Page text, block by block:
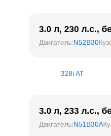
3.0 л, 230 л.с.,
Двигатель:N52B30
328i AT
3.0 л, 233 л.с.,
Двигатель:N51B30A